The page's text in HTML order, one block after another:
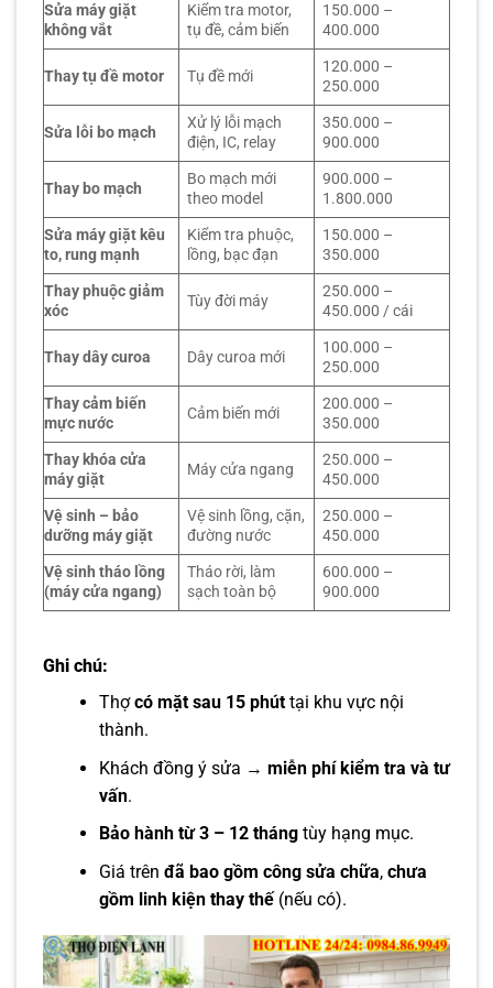
Sửa máy giặt
không vắt
Kiểm tra motor,
tụ đề, cảm biến
150.000 –
400.000
Thay tụ đề motor Tụ đề mới
120.000 –
250.000
Sửa lỗi bo mạch
Xử lý lỗi mạch
điện, IC, relay
350.000 –
900.000
Thay bo mạch
Bo mạch mới
theo model
900.000 –
1.800.000
Sửa máy giặt kêu
to, rung mạnh
Kiểm tra phuộc,
lồng, bạc đạn
150.000 –
350.000
Thay phuộc giảm
xóc
Tùy đời máy
250.000 –
450.000 / cái
Thay dây curoa Dây curoa mới
100.000 –
250.000
Thay cảm biến
mực nước
Cảm biến mới
200.000 –
350.000
Thay khóa cửa
máy giặt
Máy cửa ngang
250.000 –
450.000
Vệ sinh – bảo
dưỡng máy giặt
Vệ sinh lồng, cặn,
đường nước
250.000 –
450.000
Vệ sinh tháo lồng
(máy cửa ngang)
Tháo rời, làm
sạch toàn bộ
600.000 –
900.000
Ghi chú:
Thợcó mặt sau 15 phúttại khu vực nội
thành.
Khách đồng ý sửa → miễn phí kiểm tra và tư
vấn.
Bảo hành từ 3 – 12 thángtùy hạng mục.
Giá trên đã bao gồm công sửa chữa, chưa
gồm linh kiện thay thế(nếu có).